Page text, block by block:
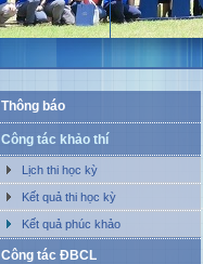
Thông báo
Công tác khảo thí
Lịch thi học kỳ
Kết quả thi học kỳ
Kết quả phúc khảo
Công tác ĐBCL